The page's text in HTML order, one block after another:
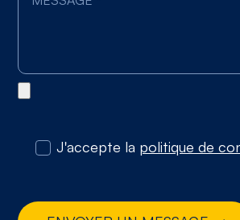
J'accepte la politique de